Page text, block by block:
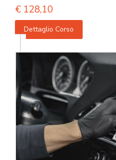
€ 128,10
Dettaglio Corso